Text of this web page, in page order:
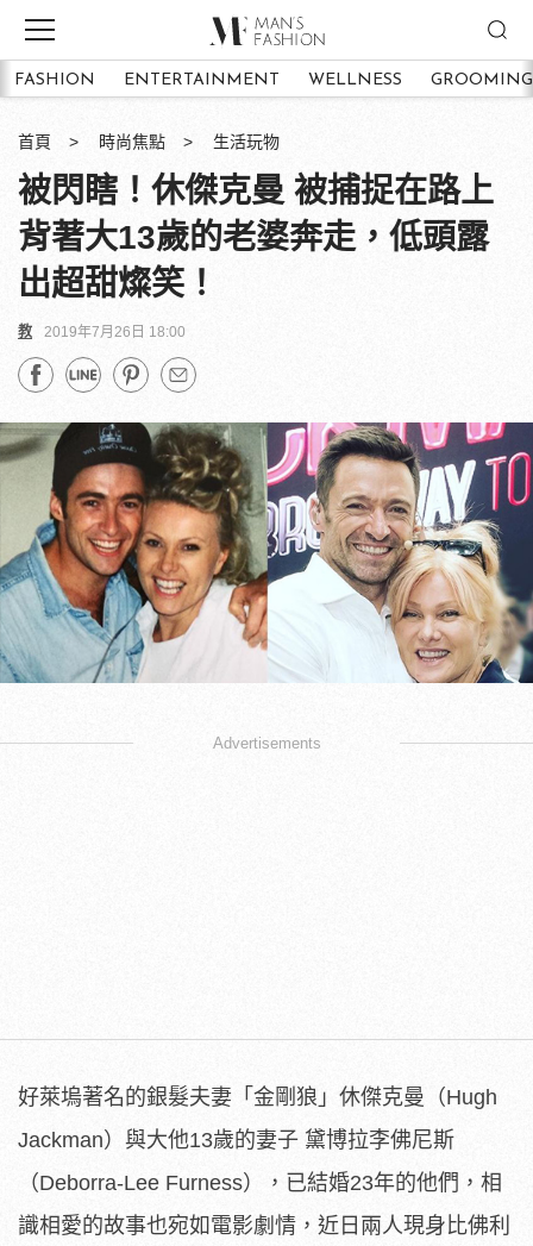
FASHION ENTERTAINMENT WELLNESS GROOMING
首頁 時尚焦點 生活玩物
被閃瞎！休傑克曼 被捕捉在路上
背著大13歲的老婆奔走，低頭露
出超甜燦笑！
教 2019年7月26日 18:00
Advertisements
好萊塢著名的銀髮夫妻「金剛狼」休傑克曼（Hugh
Jackman）與大他13歲的妻子 黛博拉李佛尼斯
（Deborra-Lee Furness），已結婚23年的他們，相
識相愛的故事也宛如電影劇情，近日兩人現身比佛利